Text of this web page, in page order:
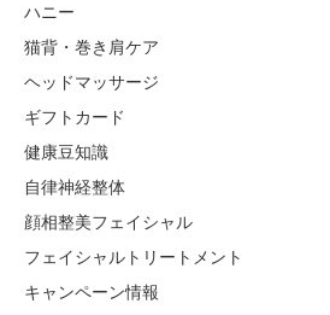
ハニー
猫背・巻き肩ケア
ヘッドマッサージ
ギフトカード
健康豆知識
自律神経整体
顔相整美フェイシャル
フェイシャルトリートメント
キャンペーン情報